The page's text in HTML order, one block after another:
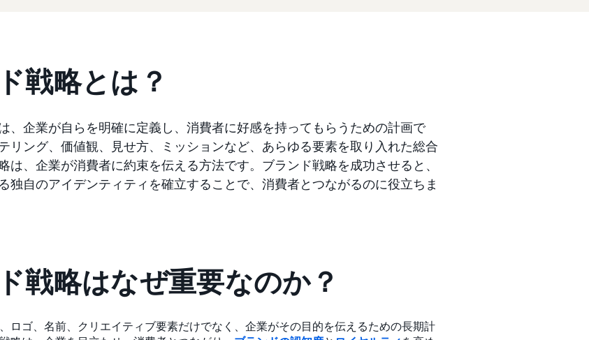
戦略とは？
、企業が自らを明確に定義し、消費者に好感を持ってもらうための計画で
リング、価値観、見せ方、ミッションなど、あらゆる要素を取り入れた総合
は、企業が消費者に約束を伝える方法です。ブランド戦略を成功させると、
独自のアイデンティティを確立することで、消費者とつながるのに役立ちま
戦略はなぜ重要なのか？
ロゴ、名前、クリエイティブ要素だけでなく、企業がその目的を伝えるための長期計